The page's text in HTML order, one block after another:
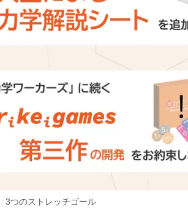
3つのストレッチゴール